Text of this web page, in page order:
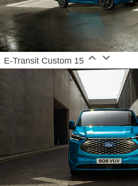
E-Transit Custom 15